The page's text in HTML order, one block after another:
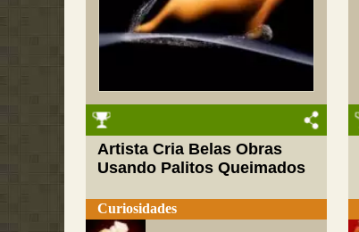
Artista Cria Belas Obras
Usando Palitos Queimados
Curiosidades